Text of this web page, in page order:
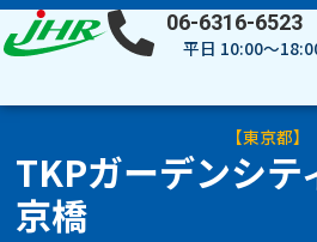
内
容
06-6316-6523
平日 10:00～
【東京都】
TKPガーデンシテ
京橋